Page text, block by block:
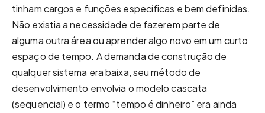
tinham cargos e funções específicas e bem definidas.
Não existia a necessidade de fazerem parte de
alguma outra área ou aprender algo novo em um curto
espaço de tempo. A demanda de construção de
qualquer sistema era baixa, seu método de
desenvolvimento envolvia o modelo cascata
(sequencial) e o termo “tempo é dinheiro” era ainda